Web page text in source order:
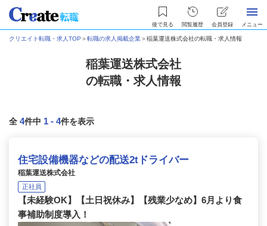
後で見る 閲覧履歴 会員登録 メニュー
クリエイト転職・求人TOP ＞転職の求人掲載企業＞稲葉運送株式会社の転職・求人情報
稲葉運送株式会社
の転職・求人情報
全 4件中 1 - 4件を表示
住宅設備機器などの配送2tドライバー
稲葉運送株式会社
正社員
【未経験OK】【土日祝休み】【残業少なめ】6月より食
事補助制度導入！